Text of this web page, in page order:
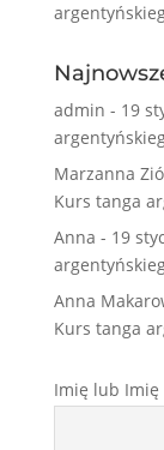
admin - 19
Marzanna
Kurs tanga
Anna - 19
Anna
Kurs tanga
Imię lub Imię